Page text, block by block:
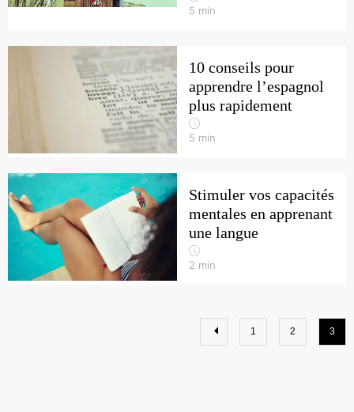
5 min
10 conseils pour
apprendre l’espagnol
plus rapidement
5 min
Stimuler vos capacités
mentales en apprenant
une langue
2 min
1 2 3